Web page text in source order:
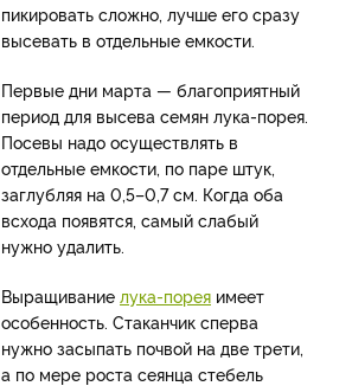
пикировать сложно, лучше его сразу
высевать в отдельные емкости.
Первые дни марта — благоприятный
период для высева семян лука-порея.
Посевы надо осуществлять в
отдельные емкости, по паре штук,
заглубляя на 0,5–0,7 см. Когда оба
всхода появятся, самый слабый
нужно удалить.
Выращивание лука-порея имеет
особенность. Стаканчик сперва
нужно засыпать почвой на две трети,
а по мере роста сеянца стебель